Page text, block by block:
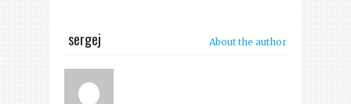
sergej About the author